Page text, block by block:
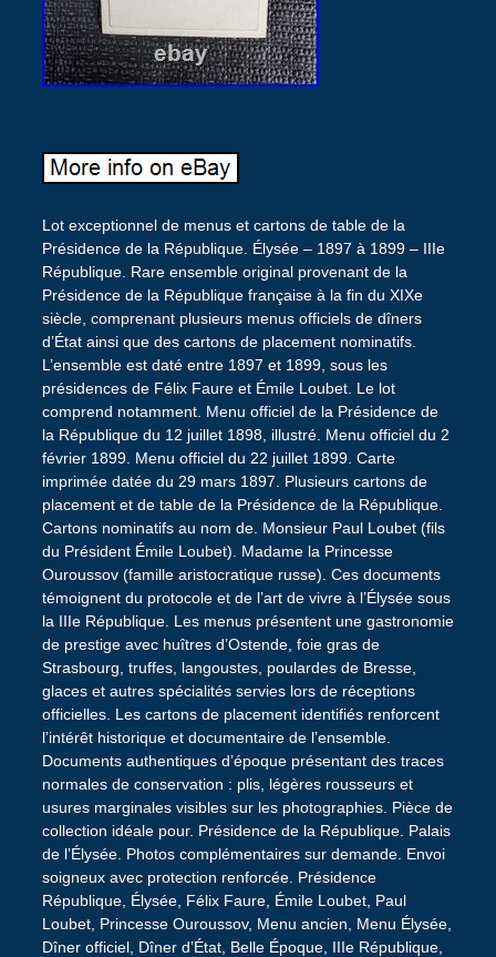
Lot exceptionnel de menus et cartons de table de la
Présidence de la République. Élysée – 1897 à 1899 – IIIe
République. Rare ensemble original provenant de la
Présidence de la République française à la fin du XIXe
siècle, comprenant plusieurs menus officiels de dîners
d’État ainsi que des cartons de placement nominatifs.
L’ensemble est daté entre 1897 et 1899, sous les
présidences de Félix Faure et Émile Loubet. Le lot
comprend notamment. Menu officiel de la Présidence de
la République du 12 juillet 1898, illustré. Menu officiel du 2
février 1899. Menu officiel du 22 juillet 1899. Carte
imprimée datée du 29 mars 1897. Plusieurs cartons de
placement et de table de la Présidence de la République.
Cartons nominatifs au nom de. Monsieur Paul Loubet (fils
du Président Émile Loubet). Madame la Princesse
Ouroussov (famille aristocratique russe). Ces documents
témoignent du protocole et de l’art de vivre à l’Élysée sous
la IIIe République. Les menus présentent une gastronomie
de prestige avec huîtres d’Ostende, foie gras de
Strasbourg, truffes, langoustes, poulardes de Bresse,
glaces et autres spécialités servies lors de réceptions
officielles. Les cartons de placement identifiés renforcent
l’intérêt historique et documentaire de l’ensemble.
Documents authentiques d’époque présentant des traces
normales de conservation : plis, légères rousseurs et
usures marginales visibles sur les photographies. Pièce de
collection idéale pour. Présidence de la République. Palais
de l’Élysée. Photos complémentaires sur demande. Envoi
soigneux avec protection renforcée. Présidence
République, Élysée, Félix Faure, Émile Loubet, Paul
Loubet, Princesse Ouroussov, Menu ancien, Menu Élysée,
Dîner officiel, Dîner d’État, Belle Époque, IIIe République,